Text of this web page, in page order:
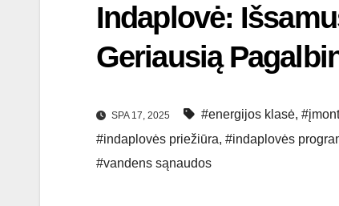
Indaplovė:
Geriausią
SPA 17, 2025 #energijos klasė,
#indaplovės priežiūra, #indaplovės
#vandens sąnaudos